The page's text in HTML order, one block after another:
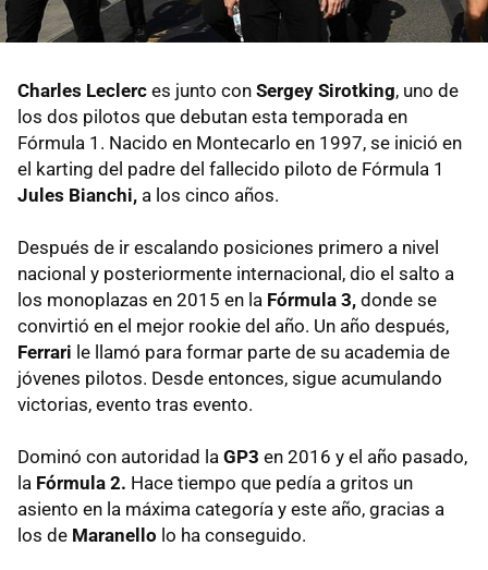
Charles Leclerc es junto con Sergey Sirotking, uno de
los dos pilotos que debutan esta temporada en
Fórmula 1. Nacido en Montecarlo en 1997, se inició en
el karting del padre del fallecido piloto de Fórmula 1
Jules Bianchi, a los cinco años.
Después de ir escalando posiciones primero a nivel
nacional y posteriormente internacional, dio el salto a
los monoplazas en 2015 en la Fórmula 3, donde se
convirtió en el mejor rookie del año. Un año después,
Ferrari le llamó para formar parte de su academia de
jóvenes pilotos. Desde entonces, sigue acumulando
victorias, evento tras evento.
Dominó con autoridad la GP3 en 2016 y el año pasado,
la Fórmula 2. Hace tiempo que pedía a gritos un
asiento en la máxima categoría y este año, gracias a
los de Maranello lo ha conseguido.